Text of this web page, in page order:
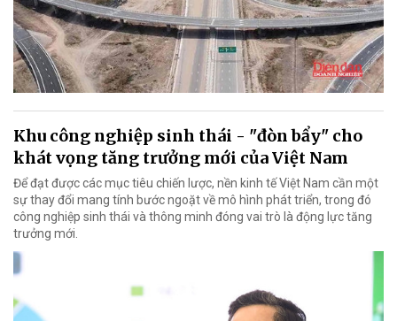
Khu công nghiệp sinh thái - "đòn bẩy" cho
khát vọng tăng trưởng mới của Việt Nam
Để đạt được các mục tiêu chiến lược, nền kinh tế Việt Nam cần một
sự thay đổi mang tính bước ngoặt về mô hình phát triển, trong đó
công nghiệp sinh thái và thông minh đóng vai trò là động lực tăng
trưởng mới.